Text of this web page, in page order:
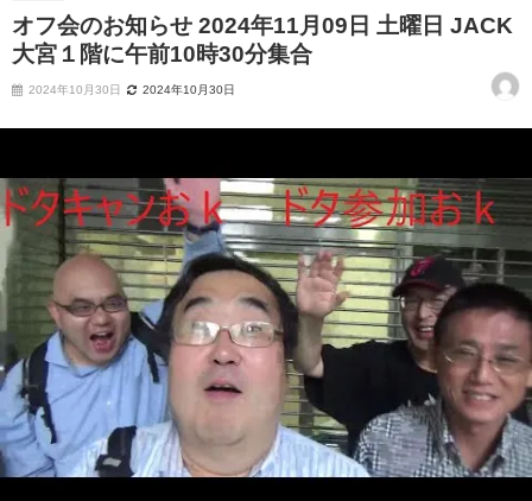
オフ会のお知らせ 2024年11月09日 土曜日 JACK
大宮１階に午前10時30分集合
2024年10月30日 2024年10月30日